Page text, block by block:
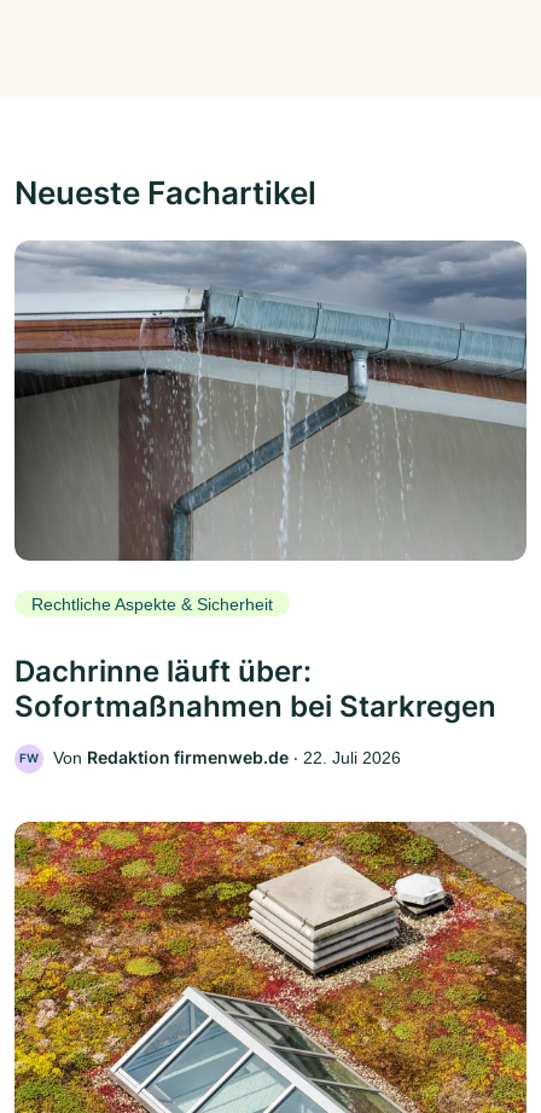
Neueste Fachartikel
Rechtliche Aspekte & Sicherheit
Dachrinne läuft über:
Sofortmaßnahmen bei Starkregen
FW Von Redaktion firmenweb.de ‧ 22. Juli 2026